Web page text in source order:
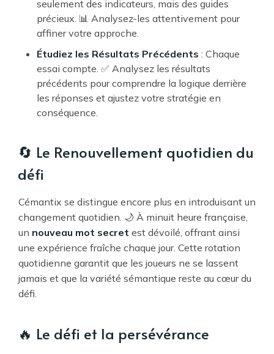
seulement des indicateurs, mais des guides
précieux. 📊 Analysez-les attentivement pour
affiner votre approche.
Étudiez les Résultats Précédents : Chaque
essai compte. ✅ Analysez les résultats
précédents pour comprendre la logique derrière
les réponses et ajustez votre stratégie en
conséquence.
🔄 Le Renouvellement quotidien du
défi
Cémantix se distingue encore plus en introduisant un
changement quotidien. 🌙 À minuit heure française,
un nouveau mot secret est dévoilé, offrant ainsi
une expérience fraîche chaque jour. Cette rotation
quotidienne garantit que les joueurs ne se lassent
jamais et que la variété sémantique reste au cœur du
défi.
🔥 Le défi et la persévérance